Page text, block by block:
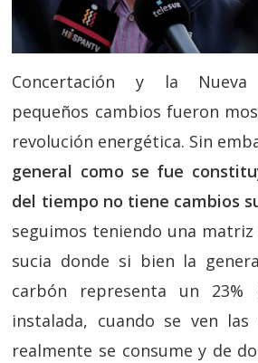
Concertación y la Nueva
pequeños cambios fueron
revolución energética. Sin
general como se fue
del tiempo no tiene cambios
seguimos teniendo una
sucia donde si bien la
carbón representa un 23%
instalada, cuando se ven
realmente se consume y de